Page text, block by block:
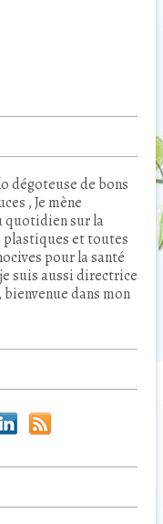
dégoteuse de bons
, Je mène
quotidien sur la
et toutes
pour la santé
suis aussi directrice
dans mon